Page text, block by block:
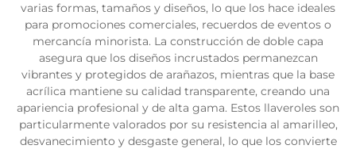
varias formas, tamaños y diseños, lo que los hace ideales
para promociones comerciales, recuerdos de eventos o
mercancía minorista. La construcción de doble capa
asegura que los diseños incrustados permanezcan
vibrantes y protegidos de arañazos, mientras que la base
acrílica mantiene su calidad transparente, creando una
apariencia profesional y de alta gama. Estos llaveroles son
particularmente valorados por su resistencia al amarilleo,
desvanecimiento y desgaste general, lo que los convierte